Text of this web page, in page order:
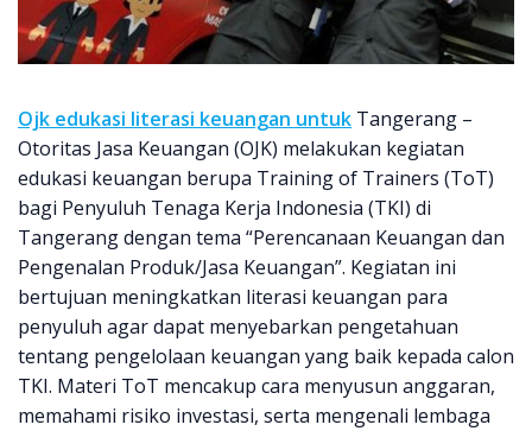
Ojk edukasi literasi keuangan untuk Tangerang –
Otoritas Jasa Keuangan (OJK) melakukan kegiatan
edukasi keuangan berupa Training of Trainers (ToT)
bagi Penyuluh Tenaga Kerja Indonesia (TKI) di
Tangerang dengan tema “Perencanaan Keuangan dan
Pengenalan Produk/Jasa Keuangan”. Kegiatan ini
bertujuan meningkatkan literasi keuangan para
penyuluh agar dapat menyebarkan pengetahuan
tentang pengelolaan keuangan yang baik kepada calon
TKI. Materi ToT mencakup cara menyusun anggaran,
memahami risiko investasi, serta mengenali lembaga